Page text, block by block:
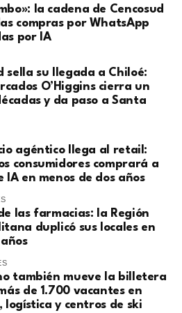
la cadena de Cencosud
compras por WhatsApp
por IA
sella su llegada a Chiloé:
O’Higgins cierra un
y da paso a Santa
agéntico llega al retail:
consumidores comprará a
IA en menos de dos años
las farmacias: la Región
duplicó sus locales en
también mueve la billetera
de 1.700 vacantes en
logística y centros de ski